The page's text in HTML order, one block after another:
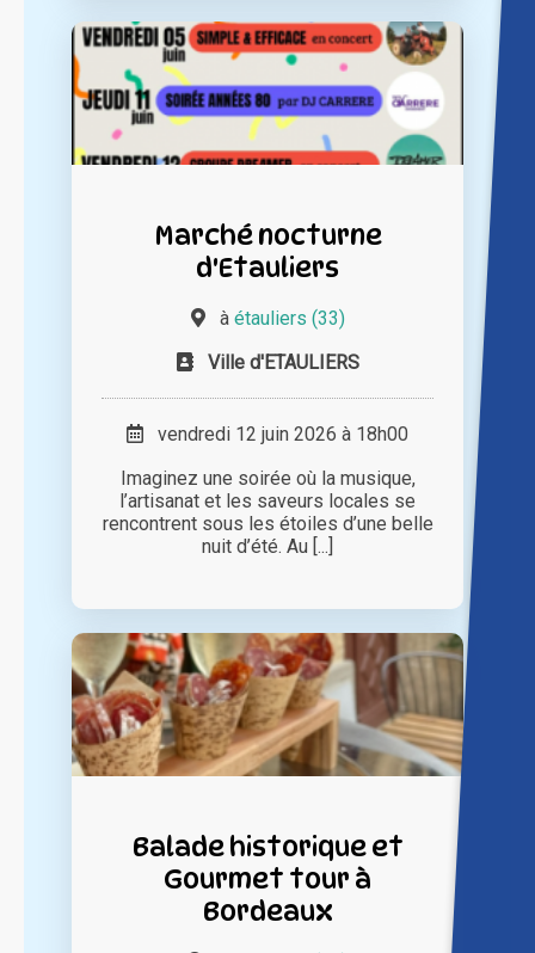
Marché nocturne
d'Etauliers
à étauliers (33)
Ville d'ETAULIERS
vendredi 12 juin 2026 à 18h00
Imaginez une soirée où la musique,
l’artisanat et les saveurs locales se
rencontrent sous les étoiles d’une belle
nuit d’été. Au [...]
Balade historique et
Gourmet tour à
Bordeaux